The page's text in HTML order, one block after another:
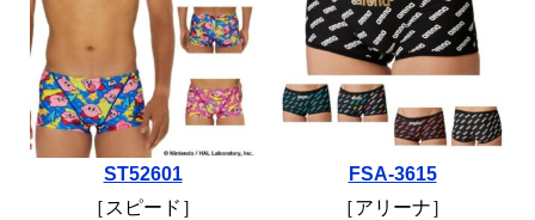
ST52601
［スピード］
FSA-3615
［アリーナ］